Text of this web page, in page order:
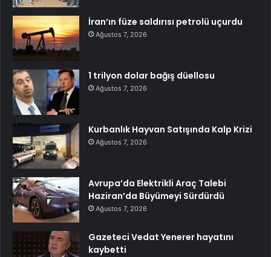
İran’ın füze saldırısı petrolü uçurdu
Ağustos 7, 2026
1 trilyon dolar bağış düellosu
Ağustos 7, 2026
Kurbanlık Hayvan Satışında Kalp Krizi
Ağustos 7, 2026
Avrupa’da Elektrikli Araç Talebi
Haziran’da Büyümeyi Sürdürdü
Ağustos 7, 2026
Gazeteci Vedat Yenerer hayatını
kaybetti